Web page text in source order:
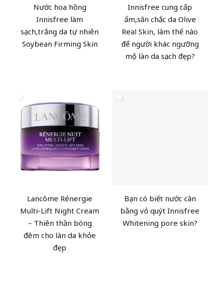
Nước hoa hồng
Innisfree làm
sạch,trắng da tự nhiên
Soybean Firming Skin
Innisfree cung cấp
ẩm,săn chắc da Olive
Real Skin, làm thế nào
để người khác ngưỡng
mộ làn da sạch đẹp?
Lancôme Rénergie
Multi-Lift Night Cream
– Thiên thần bóng
đêm cho làn da khỏe
đẹp
Bạn có biết nước cân
bằng vỏ quýt Innisfree
Whitening pore skin?